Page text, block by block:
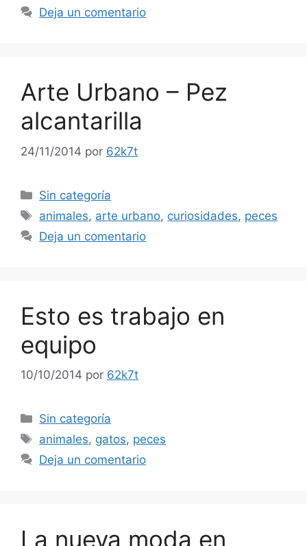
Deja un comentario
Arte Urbano – Pez
alcantarilla
24/11/2014 por 62k7t
Categorías
Sin categoría
Etiquetas
animales, arte urbano, curiosidades, peces
Deja un comentario
Esto es trabajo en
equipo
10/10/2014 por 62k7t
Categorías
Sin categoría
Etiquetas
animales, gatos, peces
Deja un comentario
La nueva moda en